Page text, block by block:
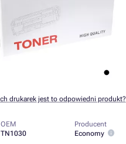
drukarek jest to odpowiedni produkt?
OEM
TN1030
Producent
Economy